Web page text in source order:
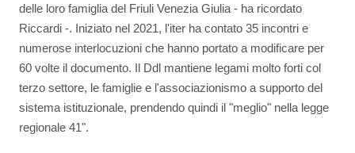
delle loro famiglia del Friuli Venezia Giulia - ha ricordato
Riccardi -. Iniziato nel 2021, l'iter ha contato 35 incontri e
numerose interlocuzioni che hanno portato a modificare per
60 volte il documento. Il Ddl mantiene legami molto forti col
terzo settore, le famiglie e l'associazionismo a supporto del
sistema istituzionale, prendendo quindi il "meglio" nella legge
regionale 41".